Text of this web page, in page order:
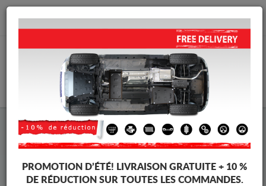
info@cachesousmoteur.fr
Cache Sous Moteur Mercedes
Cache Sous Moteur Mercedes Viano
Marques
PROMOTION D’ÉTÉ! LIVRAISON GRATUITE + 10 %
DE RÉDUCTION SUR TOUTES LES COMMANDES.